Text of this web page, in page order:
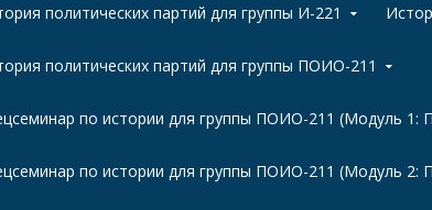
политических партий для группы И-221
политических партий для группы ПОИО-211
по истории для группы ПОИО-211 (Модуль 1:
по истории для группы ПОИО-211 (Модуль 2: